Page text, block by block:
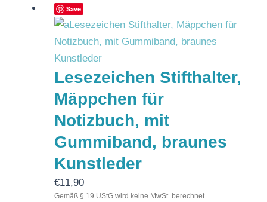
Save
Lesezeichen Stifthalter,
Mäppchen für
Notizbuch, mit
Gummiband, braunes
Kunstleder
€11,90
Gemäß § 19 UStG wird keine MwSt. berechnet.